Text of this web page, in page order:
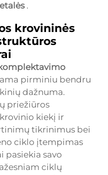
.
krovininės
pirminiu bendru
dažnuma.
priežiūros
kiekį ir
tikrinimus bei
ciklo įtempimas
pasiekia savo
ciklų